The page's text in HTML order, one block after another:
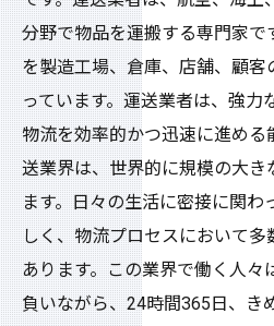
分野で物品を運搬する専門家で
を製造工場、倉庫、店舗、顧客
っています。運送業者は、強力
物流を効率的かつ迅速に進める
送業界は、世界的に規模の大き
ます。日々の生活に密接に関わ
しく、物流プロセスにおいて
あります。この業界で働く人々
負いながら、24時間365日、き